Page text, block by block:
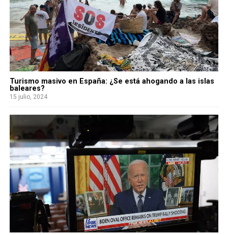
Turismo masivo en España: ¿Se está ahogando a las islas
baleares?
15 julio, 2024